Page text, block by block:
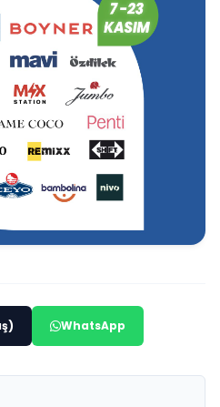
WhatsApp